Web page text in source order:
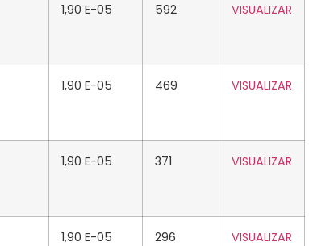
1,90 E-05 592 VISUALIZAR
1,90 E-05 469 VISUALIZAR
1,90 E-05 371 VISUALIZAR
1,90 E-05 296 VISUALIZAR